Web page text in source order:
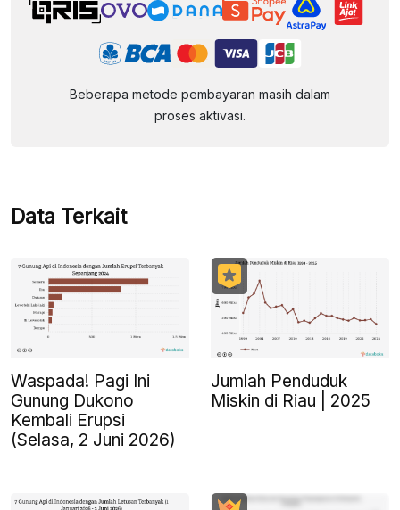
Beberapa metode pembayaran masih dalam
proses aktivasi.
Data Terkait
Waspada! Pagi Ini
Gunung Dukono
Kembali Erupsi
(Selasa, 2 Juni 2026)
Jumlah Penduduk
Miskin di Riau | 2025